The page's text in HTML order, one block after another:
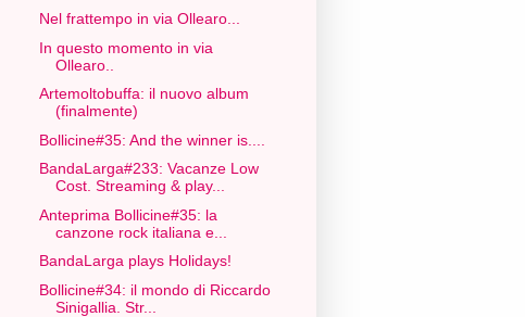
Nel frattempo in via Ollearo...
In questo momento in via
Ollearo..
Artemoltobuffa: il nuovo album
(finalmente)
Bollicine#35: And the winner is....
BandaLarga#233: Vacanze Low
Cost. Streaming & play...
Anteprima Bollicine#35: la
canzone rock italiana e...
BandaLarga plays Holidays!
Bollicine#34: il mondo di Riccardo
Sinigallia. Str...